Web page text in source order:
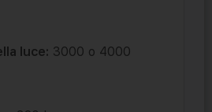
luce: 3000 o 4000